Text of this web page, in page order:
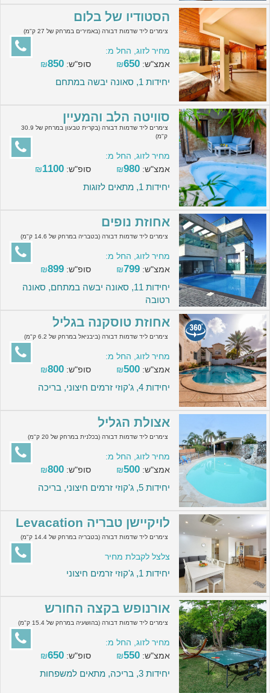
הסטודיו של בלום
צימרים ליד שדמות דבורה (באמירים במרחק של 27 ק"מ)
מחיר לזוג, החל מ:
אמצ"ש:
₪650 סופ"ש: ₪850
יחידות 1, סאונה יבשה במתחם
סוויטה הלב והמעיין
צימרים ליד שדמות דבורה (בקרית טבעון במרחק של 30.9
ק"מ)
מחיר לזוג, החל מ:
אמצ"ש:
₪980 סופ"ש: ₪1100
יחידות 1, מתאים לזוגות
אחוזת נופים
צימרים ליד שדמות דבורה (בטבריה במרחק של 14.6 ק"מ)
מחיר לזוג, החל מ:
אמצ"ש:
₪799 סופ"ש: ₪899
יחידות 11, סאונה יבשה במתחם, סאונה
רטובה
אחוזת טוסקנה בגליל
צימרים ליד שדמות דבורה (ביבניאל במרחק של 6.2 ק"מ)
מחיר לזוג, החל מ:
אמצ"ש:
₪500 סופ"ש: ₪800
יחידות 4, ג'קוזי זרמים חיצוני, בריכה
אצולת הגליל
צימרים ליד שדמות דבורה (בכלנית במרחק של 20 ק"מ)
מחיר לזוג, החל מ:
אמצ"ש:
₪500 סופ"ש: ₪800
יחידות 5, ג'קוזי זרמים חיצוני, בריכה
לויקיישן טבריה Levacation
צימרים ליד שדמות דבורה (בטבריה במרחק של 14.4 ק"מ)
צלצל לקבלת מחיר
יחידות 1, ג'קוזי זרמים חיצוני
אורנופש בקצה החורש
צימרים ליד שדמות דבורה (בהושעיה במרחק של 15.4 ק"מ)
מחיר לזוג, החל מ:
אמצ"ש:
₪550 סופ"ש: ₪650
יחידות 3, בריכה, מתאים למשפחות